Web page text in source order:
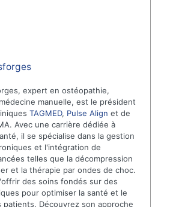
expert en ostéopathie,
manuelle, est le président
TAGMED, Pulse Align et de
Avec une carrière dédiée à
il se spécialise dans la gestion
et l'intégration de
telles que la décompression
et la thérapie par ondes de choc.
des soins fondés sur des
pour optimiser la santé et le
Découvrez son approche